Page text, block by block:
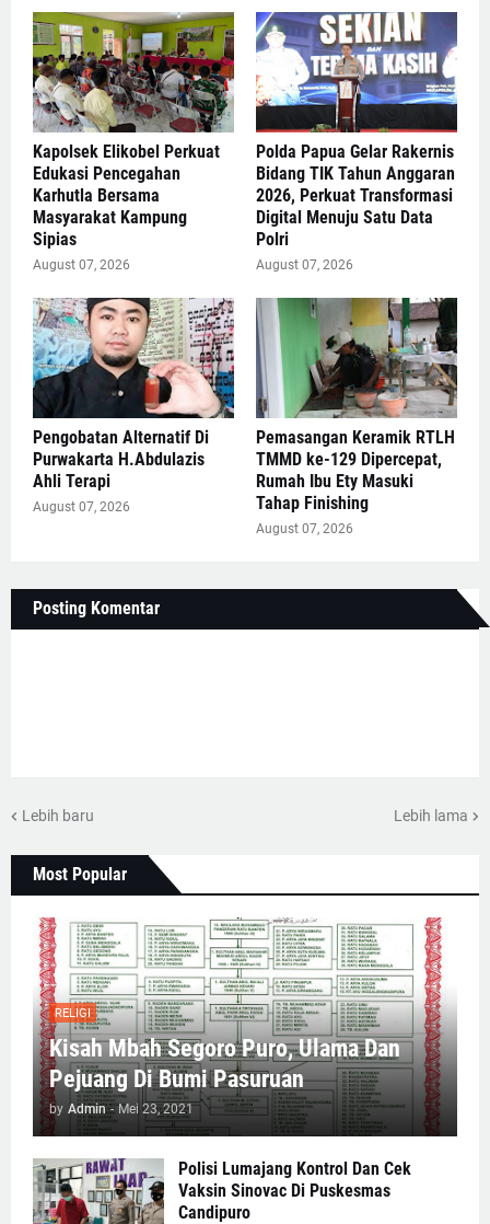
Kapolsek Elikobel Perkuat
Edukasi Pencegahan
Karhutla Bersama
Masyarakat Kampung
Sipias
August 07, 2026
Polda Papua Gelar Rakernis
Bidang TIK Tahun Anggaran
2026, Perkuat Transformasi
Digital Menuju Satu Data
Polri
August 07, 2026
Pengobatan Alternatif Di
Purwakarta H.Abdulazis
Ahli Terapi
August 07, 2026
Pemasangan Keramik RTLH
TMMD ke-129 Dipercepat,
Rumah Ibu Ety Masuki
Tahap Finishing
August 07, 2026
Posting Komentar
Lebih baru Lebih lama
Most Popular
RELIGI
Kisah Mbah Segoro Puro, Ulama Dan
Pejuang Di Bumi Pasuruan
by Admin - Mei 23, 2021
Polisi Lumajang Kontrol Dan Cek
Vaksin Sinovac Di Puskesmas
Candipuro